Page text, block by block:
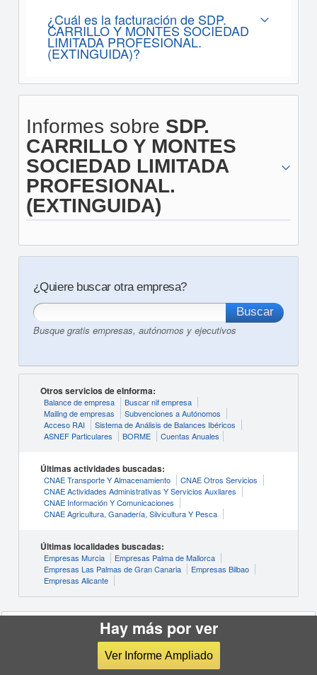
¿Cuál es la facturación de SDP.
CARRILLO Y MONTES SOCIEDAD
LIMITADA PROFESIONAL.
(EXTINGUIDA)?
Informes sobre SDP.
CARRILLO Y MONTES
SOCIEDAD LIMITADA
PROFESIONAL.
(EXTINGUIDA)
¿Quiere buscar otra empresa?
Busque gratis empresas, autónomos y ejecutivos
Otros servicios de eInforma:
Balance de empresa
Buscar nif empresa
Mailing de empresas
Subvenciones a Autónomos
Acceso RAI
Sistema de Análisis de Balances Ibéricos
ASNEF Particulares
BORME Cuentas Anuales
Últimas actividades buscadas:
CNAE Transporte Y Almacenamiento
CNAE Otros Servicios
CNAE Actividades Administrativas Y Servicios Auxliares
CNAE Información Y Comunicaciones
CNAE Agricultura, Ganadería, Silvicultura Y Pesca
Últimas localidades buscadas:
Empresas Murcia
Empresas Palma de Mallorca
Empresas Las Palmas de Gran Canaria
Empresas Bilbao
Empresas Alicante
© INFORMA D&B S.A.U. (S.M.E.)
Condiciones de Uso
Política de Privacidad
Política de Cookies Configuración de cookies
Hay más por ver
Ver Informe Ampliado